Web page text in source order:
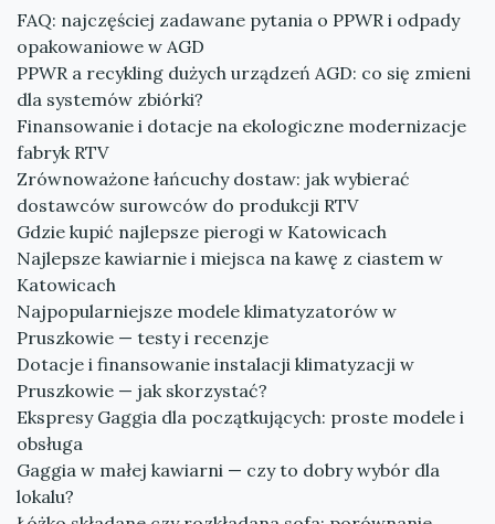
FAQ: najczęściej zadawane pytania o PPWR i odpady
opakowaniowe w AGD
PPWR a recykling dużych urządzeń AGD: co się zmieni
dla systemów zbiórki?
Finansowanie i dotacje na ekologiczne modernizacje
fabryk RTV
Zrównoważone łańcuchy dostaw: jak wybierać
dostawców surowców do produkcji RTV
Gdzie kupić najlepsze pierogi w Katowicach
Najlepsze kawiarnie i miejsca na kawę z ciastem w
Katowicach
Najpopularniejsze modele klimatyzatorów w
Pruszkowie — testy i recenzje
Dotacje i finansowanie instalacji klimatyzacji w
Pruszkowie — jak skorzystać?
Ekspresy Gaggia dla początkujących: proste modele i
obsługa
Gaggia w małej kawiarni — czy to dobry wybór dla
lokalu?